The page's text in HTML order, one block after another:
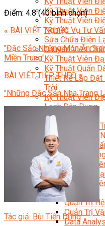
Kỹ Thuật Viên
Kỹ Thuật Viên
Nghiệp Vụ Tư
Sửa Chữa Điện
Chuyên Viên
Kỹ Thuật Viên
Kỹ Thuật Quấn
Thiết Kế Lắp Đặt
Trời
Kỹ Thuật Viên
Lạnh Dân Dụng
Ngành Khác
Quản Trị & Phát
Giám Đốc
Quản Lý
Công Nghệ
Chuyên
An Ninh
Chuyên
Mạng
Quản Trị
Quản Trị
Data
Điểm: 4.8 (40 bình chọn)
« BÀI VIẾT TRƯỚC
"Đặc Sắc Những Món Ăn
Miền Trung"
BÀI VIẾT TIẾP THEO »
"Những Đặc Sản Nha Trang
Tác giả: Bùi Tiến Dũng